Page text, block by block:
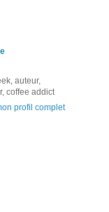
auteur,
coffee addict
profil complet